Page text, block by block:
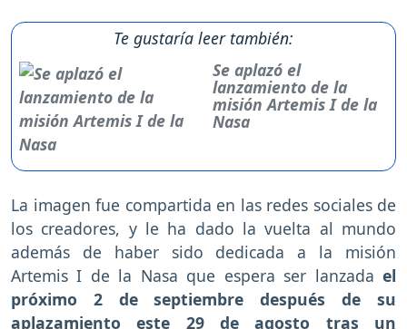
Te gustaría leer también:
Se aplazó el
lanzamiento de la
misión Artemis I de la
Nasa
La imagen fue compartida en las redes sociales de
los creadores, y le ha dado la vuelta al mundo
además de haber sido dedicada a la misión
Artemis I de la Nasa que espera ser lanzada el
próximo 2 de septiembre después de su
aplazamiento este 29 de agosto tras un